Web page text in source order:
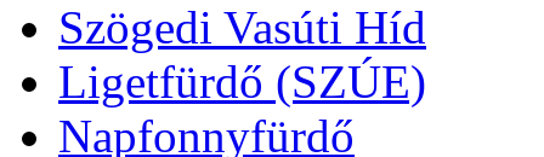
Szögedi Vasúti Híd
Ligetfürdő (SZÚE)
Napfonnyfürdő